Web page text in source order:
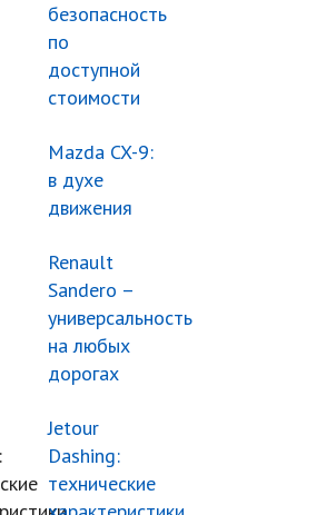
безопасность
по
доступной
стоимости
Mazda CX-9:
в духе
движения
Renault
Sandero –
универсальность
на любых
дорогах
Jetour
Dashing:
технические